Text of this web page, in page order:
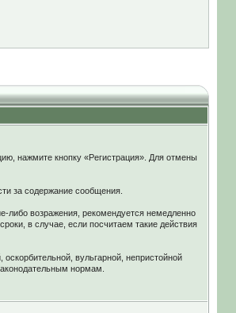
нажмите кнопку «Регистрация». Для отмены
за содержание сообщения.
либо возражения, рекомендуется немедленно
в случае, если посчитаем такие действия
вульгарной, непристойной
нормам.